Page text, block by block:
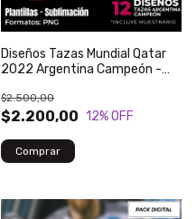
Diseños Tazas Mundial Qatar
2022 Argentina Campeón -
$2.200,00
$2.500,00
12% OFF